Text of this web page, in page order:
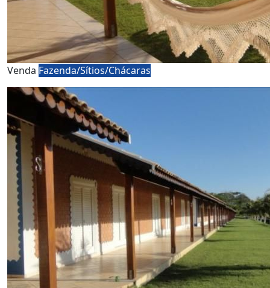
Venda Fazenda/Sítios/Chácaras